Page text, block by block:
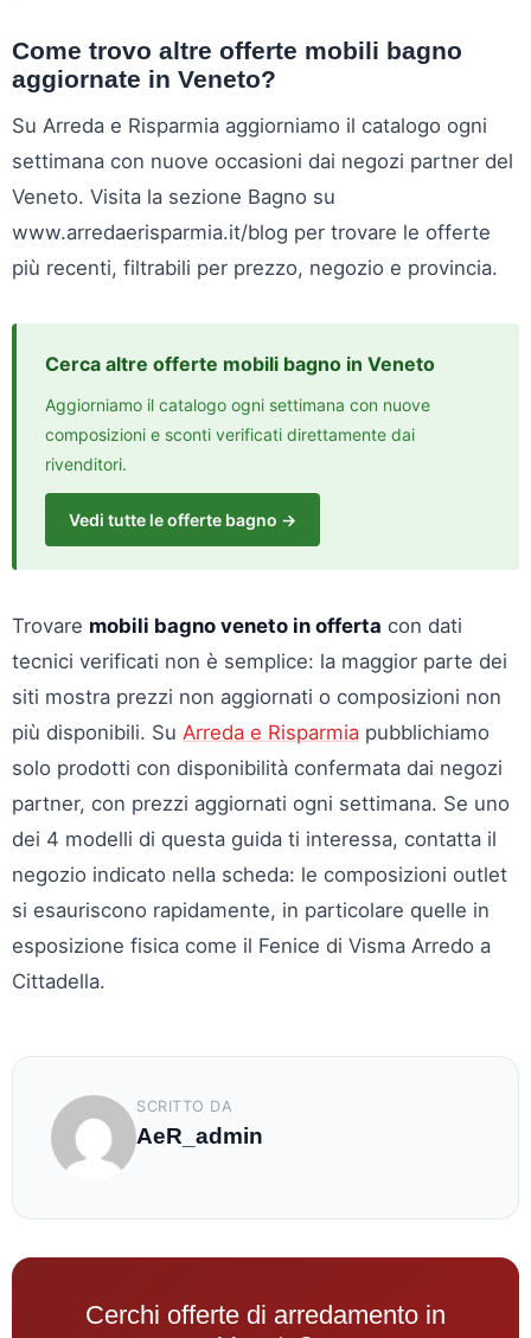
Come trovo altre offerte mobili bagno
aggiornate in Veneto?
Su Arreda e Risparmia aggiorniamo il catalogo ogni
settimana con nuove occasioni dai negozi partner del
Veneto. Visita la sezione Bagno su
www.arredaerisparmia.it/blog per trovare le offerte
più recenti, filtrabili per prezzo, negozio e provincia.
Cerca altre offerte mobili bagno in Veneto
Aggiorniamo il catalogo ogni settimana con nuove
composizioni e sconti verificati direttamente dai
rivenditori.
Vedi tutte le offerte bagno →
Trovare mobili bagno veneto in offerta con dati
tecnici verificati non è semplice: la maggior parte dei
siti mostra prezzi non aggiornati o composizioni non
più disponibili. Su Arreda e Risparmia pubblichiamo
solo prodotti con disponibilità confermata dai negozi
partner, con prezzi aggiornati ogni settimana. Se uno
dei 4 modelli di questa guida ti interessa, contatta il
negozio indicato nella scheda: le composizioni outlet
si esauriscono rapidamente, in particolare quelle in
esposizione fisica come il Fenice di Visma Arredo a
Cittadella.
SCRITTO DA
AeR_admin
Cerchi offerte di arredamento in